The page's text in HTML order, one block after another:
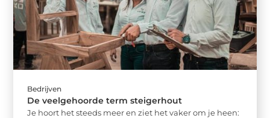
Bedrijven
De veelgehoorde term steigerhout
Je hoort het steeds meer en ziet het vaker om je heen: